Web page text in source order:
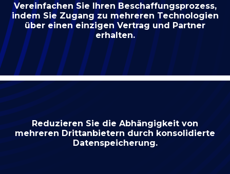
Vereinfachen Sie Ihren Beschaffungsprozess,
indem Sie Zugang zu mehreren Technologien
über einen einzigen Vertrag und Partner
erhalten.
Reduzieren Sie die Abhängigkeit von
mehreren Drittanbietern durch konsolidierte
Datenspeicherung.